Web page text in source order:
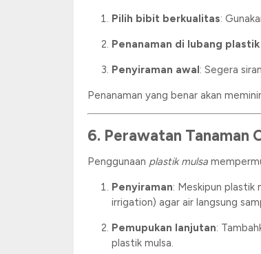
Pilih bibit berkualitas:
Penanaman di lubang
Penyiraman awal: Segera
Penanaman yang benar akan
6. Perawatan Tanaman
Penggunaan plastik mulsa
Penyiraman: Meskipun plastik
irrigation) agar air langsung
Pemupukan lanjutan:
plastik mulsa.